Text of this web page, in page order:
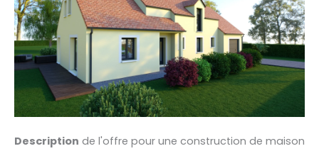
Description de l'offre pour une construction de maison